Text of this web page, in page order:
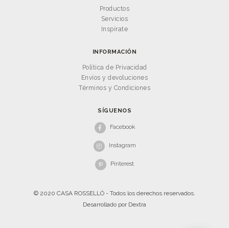
Productos
Servicios
Inspírate
INFORMACIÓN
Política de Privacidad
Envíos y devoluciones
Términos y Condiciones
SÍGUENOS
Facebook
Instagram
Pinterest
© 2020 CASA ROSSELLÓ - Todos los derechos reservados.
Desarrollado por Dextra